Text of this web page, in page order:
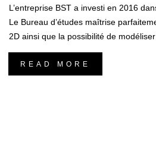
L’entreprise BST a investi en 2016
Le Bureau d’études maîtrise
2D ainsi que la possibilité de
READ MORE